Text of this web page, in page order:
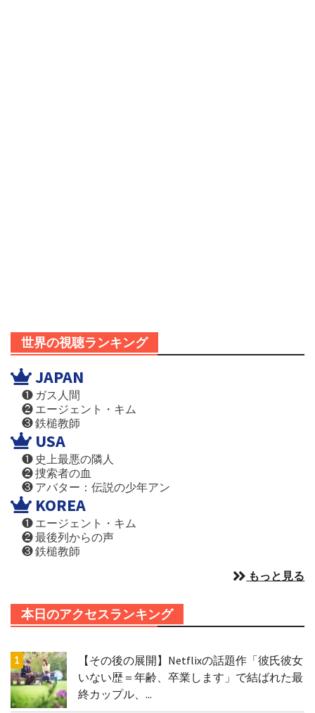
世界の視聴ランキング
JAPAN
❶ ガス人間
❷ エージェント・キム
❸ 鉄槌教師
USA
❶ 史上最悪の隣人
❷ 捜索者の血
❸ アバター：伝説の少年アン
KOREA
❶ エージェント・キム
❷ 最後列からの声
❸ 鉄槌教師
もっと見る
本日のアクセスランキング
【その後の展開】Netflixの話題作「彼氏彼女
いない歴＝年齢、卒業します」で結ばれた最
終カップル、...